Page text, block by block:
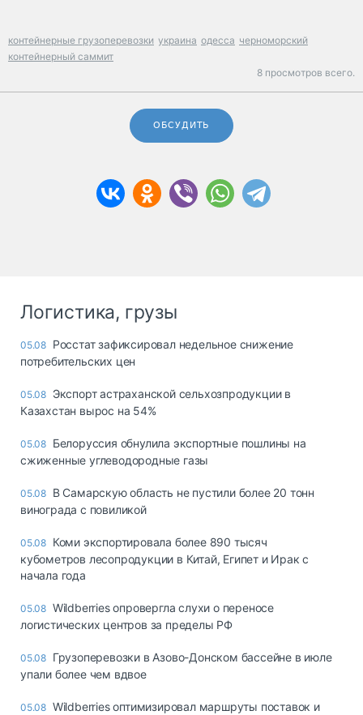
контейнерные грузоперевозки украина одесса черноморский
контейнерный саммит
8 просмотров всего.
ОБСУДИТЬ
Логистика, грузы
05.08 Росстат зафиксировал недельное снижение
потребительских цен
05.08 Экспорт астраханской сельхозпродукции в
Казахстан вырос на 54%
05.08 Белоруссия обнулила экспортные пошлины на
сжиженные углеводородные газы
05.08 В Самарскую область не пустили более 20 тонн
винограда с повиликой
05.08 Коми экспортировала более 890 тысяч
кубометров лесопродукции в Китай, Египет и Ирак с
начала года
05.08 Wildberries опровергла слухи о переносе
логистических центров за пределы РФ
05.08 Грузоперевозки в Азово-Донском бассейне в июле
упали более чем вдвое
05.08 Wildberries оптимизировал маршруты поставок и